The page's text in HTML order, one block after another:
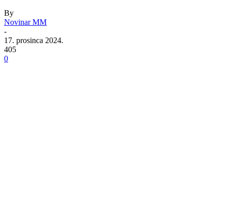
By
Novinar MM
-
17. prosinca 2024.
405
0